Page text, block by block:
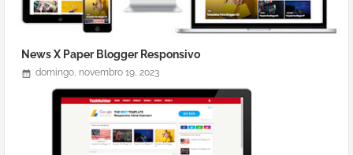
News X Paper Blogger Responsivo
domingo, novembro 19, 2023